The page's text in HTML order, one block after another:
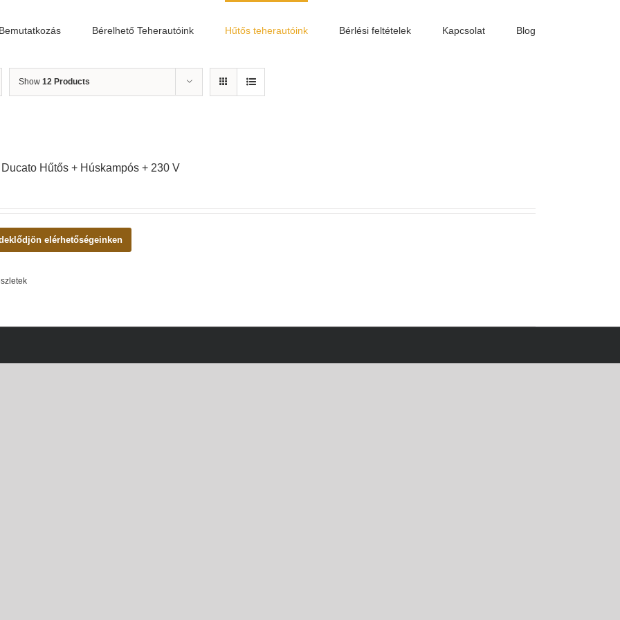
Bemutatkozás Bérelhető Teherautóink Hűtős teherautóink Bérlési feltételek Kapcsolat Blog
Show 12 Products
Ducato Hűtős + Húskampós + 230 V
elérhetőségeinken